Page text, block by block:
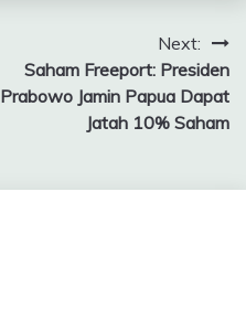
Next:
Saham Freeport: Presiden
Prabowo Jamin Papua Dapat
Jatah 10% Saham